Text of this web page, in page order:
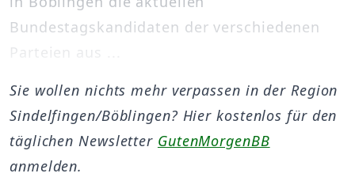
Bundestagskandidaten der verschiedenen
Parteien aus ...
Sie wollen nichts mehr verpassen in der Region
Sindelfingen/Böblingen? Hier kostenlos für den
täglichen Newsletter GutenMorgenBB
anmelden.